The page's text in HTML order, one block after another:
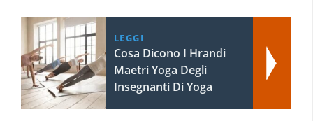
LEGGI
Cosa Dicono I Hrandi
Maetri Yoga Degli
Insegnanti Di Yoga